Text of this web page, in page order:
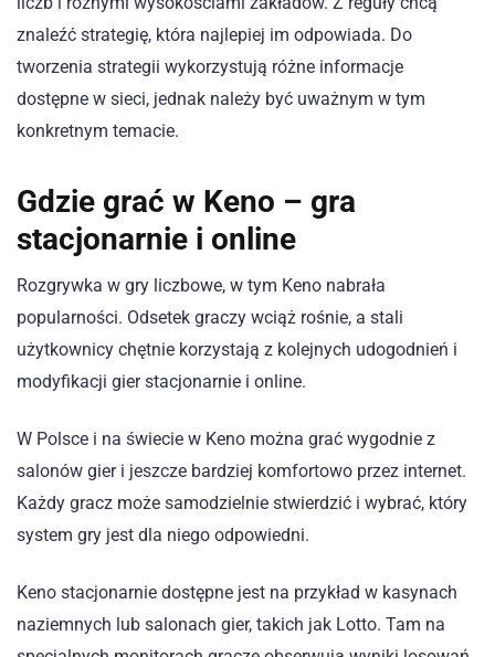
znaleźć strategię, która najlepiej im odpowiada. Do
tworzenia strategii wykorzystują różne informacje
dostępne w sieci, jednak należy być uważnym w tym
konkretnym temacie.
Gdzie grać w Keno – gra
stacjonarnie i online
Rozgrywka w gry liczbowe, w tym Keno nabrała
popularności. Odsetek graczy wciąż rośnie, a stali
użytkownicy chętnie korzystają z kolejnych udogodnień i
modyfikacji gier stacjonarnie i online.
W Polsce i na świecie w Keno można grać wygodnie z
salonów gier i jeszcze bardziej komfortowo przez internet.
Każdy gracz może samodzielnie stwierdzić i wybrać, który
system gry jest dla niego odpowiedni.
Keno stacjonarnie dostępne jest na przykład w kasynach
naziemnych lub salonach gier, takich jak Lotto. Tam na